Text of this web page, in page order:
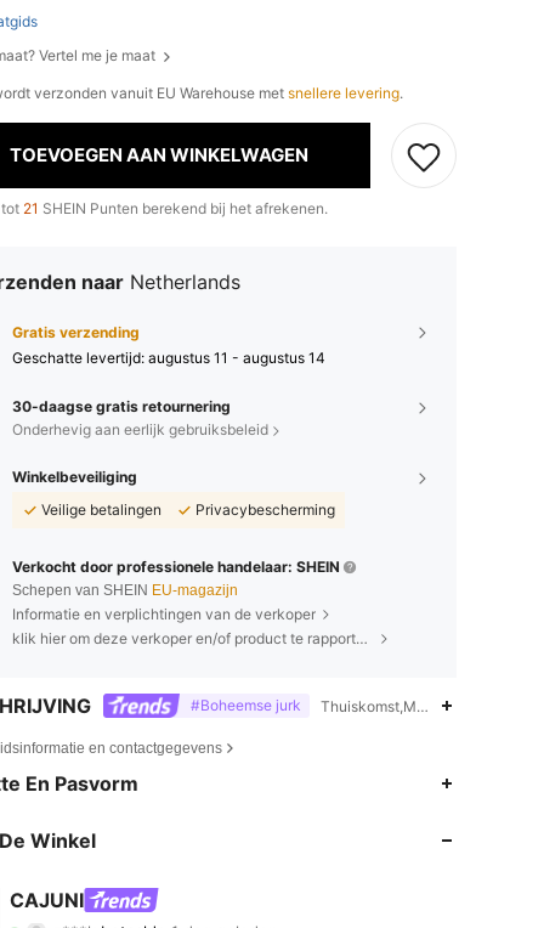
Vertel me je maat
verzonden vanuit EU Warehouse met snellere levering.
TOEVOEGEN AAN WINKELWAGEN
21 SHEIN Punten berekend bij het afrekenen.
naar Netherlands
Gratis verzending
Geschatte levertijd: augustus 11 - augustus 14
30-daagse gratis retournering
Onderhevig aan eerlijk gebruiksbeleid
Winkelbeveiliging
Veilige betalingen
Privacybescherming
Verkocht door professionele handelaar: SHEIN
Schepen van SHEIN EU-magazijn
Informatie en verplichtingen van de verkoper
klik hier om deze verkoper en/of product te rapporteren.
#Boheemse jurk Thuiskomst,Machinewas, niet
en contactgegevens
En Pasvorm
Winkel
CAJUNI
4.72 3.4K